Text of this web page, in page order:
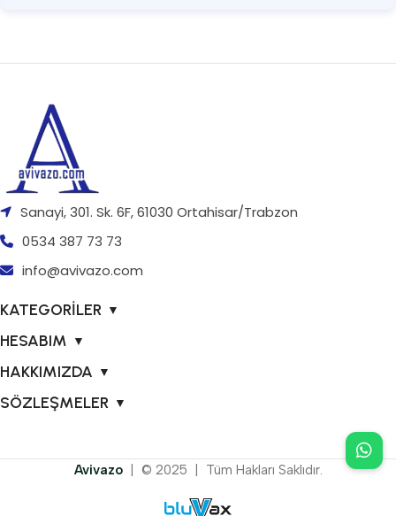
Sanayi, 301. Sk. 6F, 61030 Ortahisar/Trabzon
0534 387 73 73
info@avivazo.com
KATEGORİLER ▼
HESABIM ▼
HAKKIMIZDA ▼
SÖZLEŞMELER ▼
Avivazo | © 2025 | Tüm Hakları Saklıdır.